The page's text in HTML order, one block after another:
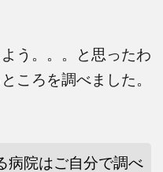
う。。。と思ったわ
ころを調べました。
病院はご自分で調べ